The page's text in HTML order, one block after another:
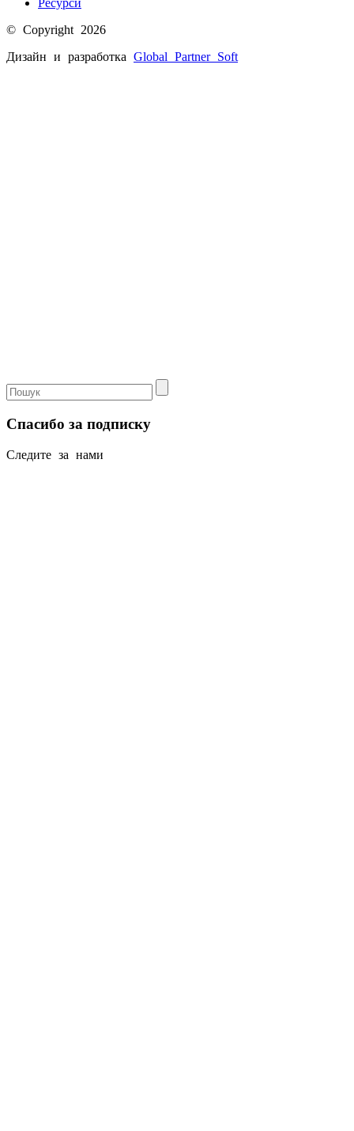
Ресурси
© Copyright 2026
Дизайн и разработка Global Partner Soft
Спасибо за подписку
Следите за нами